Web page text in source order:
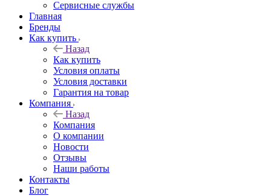
Сервисные службы
Главная
Бренды
Как купить
Назад
Как купить
Условия оплаты
Условия доставки
Гарантия на товар
Компания
Назад
Компания
О компании
Новости
Отзывы
Наши работы
Контакты
Блог